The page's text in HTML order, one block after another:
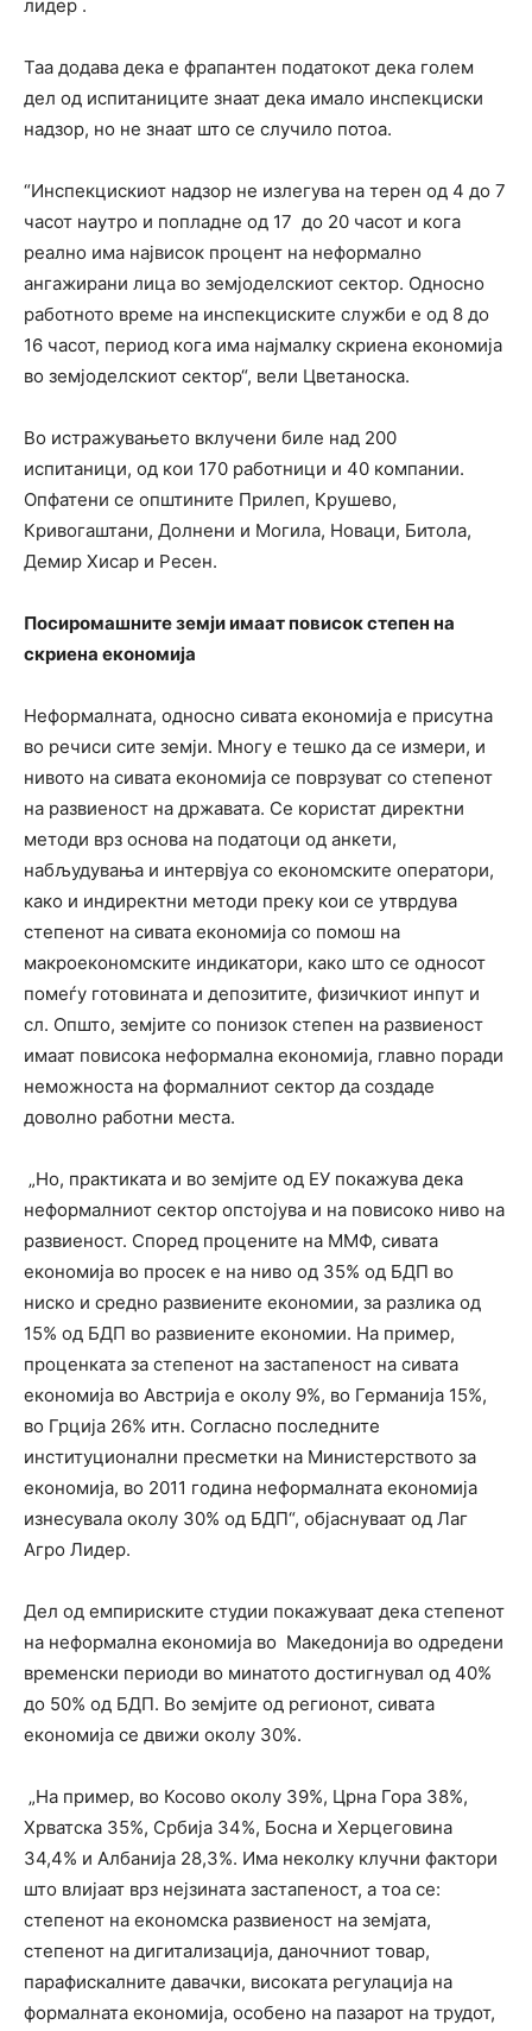
лидер .
Таа додава дека е фрапантен податокот дека голем
дел од испитаниците знаат дека имало инспекциски
надзор, но не знаат што се случило потоа.
“Инспекцискиот надзор не излегува на терен од 4 до 7
часот наутро и попладне од 17 до 20 часот и кога
реално има највисок процент на неформално
ангажирани лица во земјоделскиот сектор. Односно
работното време на инспекциските служби е од 8 до
16 часот, период кога има најмалку скриена економија
во земјоделскиот сектор“, вели Цветаноска.
Во истражувањето вклучени биле над 200
испитаници, од кои 170 работници и 40 компании.
Опфатени се општините Прилеп, Крушево,
Кривогаштани, Долнени и Могила, Новаци, Битола,
Демир Хисар и Ресен.
Посиромашните земји имаат повисок степен на
скриена економија
Неформалната, односно сивата економија е присутна
во речиси сите земји. Многу е тешко да се измери, и
нивото на сивата економија се поврзуват со степенот
на развиеност на државата. Се користат директни
методи врз основа на податоци од анкети,
набљудувања и интервјуа со економските оператори,
како и индиректни методи преку кои се утврдува
степенот на сивата економија со помош на
макроекономските индикатори, како што се односот
помеѓу готовината и депозитите, физичкиот инпут и
сл. Општо, земјите со понизок степен на развиеност
имаат повисока неформална економија, главно поради
неможноста на формалниот сектор да создаде
доволно работни места.
„Но, практиката и во земјите од ЕУ покажува дека
неформалниот сектор опстојува и на повисоко ниво на
развиеност. Според процените на ММФ, сивата
економија во просек е на ниво од 35% од БДП во
ниско и средно развиените економии, за разлика од
15% од БДП во развиените економии. На пример,
проценката за степенот на застапеност на сивата
економија во Австрија е околу 9%, во Германија 15%,
во Грција 26% итн. Согласно последните
институционални пресметки на Министерството за
економија, во 2011 година неформалната економија
изнесувала околу 30% од БДП“, објаснуваат од Лаг
Агро Лидер.
Дел од емпириските студии покажуваат дека степенот
на неформална економија во Македонија во одредени
временски периоди во минатото достигнувал од 40%
до 50% од БДП. Во земјите од регионот, сивата
економија се движи околу 30%.
„На пример, во Косово околу 39%, Црна Гора 38%,
Хрватска 35%, Србија 34%, Босна и Херцеговина
34,4% и Албанија 28,3%. Има неколку клучни фактори
што влијаат врз нејзината застапеност, а тоа се:
степенот на економска развиеност на земјата,
степенот на дигитализација, даночниот товар,
парафискалните давачки, високата регулација на
формалната економија, особено на пазарот на трудот,